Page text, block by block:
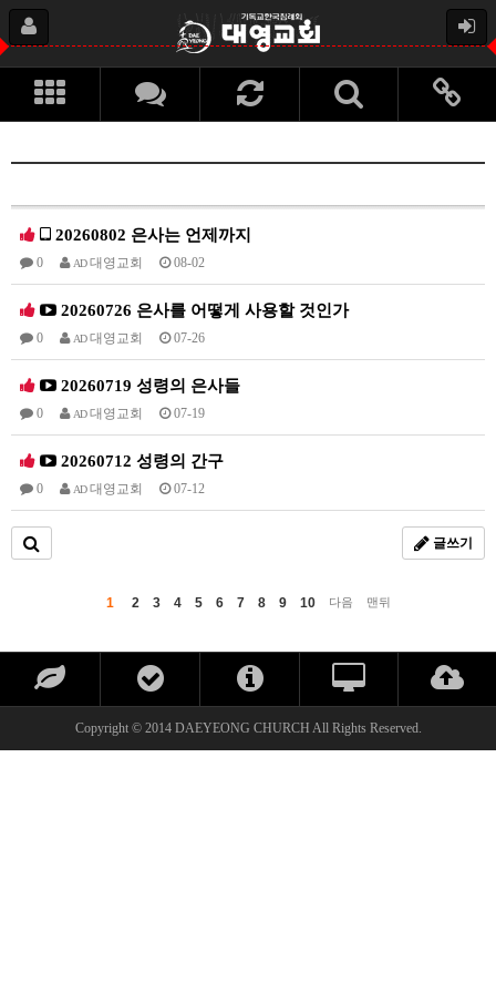
20260802 은사는 언제까지
0 AD 대영교회 08-02
20260726 은사를 어떻게 사용할 것인가
0 AD 대영교회 07-26
20260719 성령의 은사들
0 AD 대영교회 07-19
20260712 성령의 간구
0 AD 대영교회 07-12
글쓰기
1 2 3 4 5 6 7 8 9 10 다음 맨뒤
Copyright © 2014 DAEYEONG CHURCH All Rights Reserved.